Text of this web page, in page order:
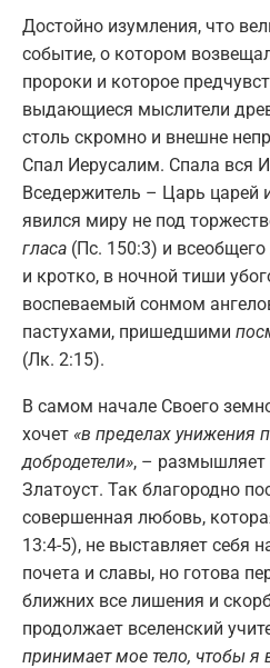
Достойно изумления, что
событие, о котором
пророки и которое
выдающиеся мыслители
столь скромно и внешне
Спал Иерусалим. Спала вся
Вседержитель – Царь царей
явился миру не под
гласа (Пс. 150:3) и
и кротко, в ночной тиши
воспеваемый сонмом
пастухами, пришедшими
(Лк. 2:15).
В самом начале Своего
хочет «в пределах унижения
добродетели», – размышляет
Златоуст. Так благородно
совершенная любовь,
13:4-5), не выставляет себя
почета и славы, но готова
ближних все лишения и
продолжает вселенский
принимает мое тело, чтобы я